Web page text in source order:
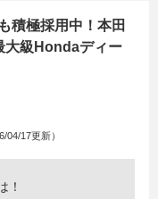
積極採用中！本田
大級Hondaディー
04/17更新）
！